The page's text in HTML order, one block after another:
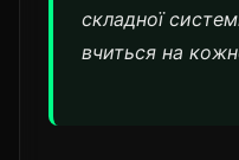
складної
вчиться на